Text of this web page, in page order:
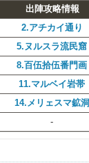
出陣攻略情報
2.アチカイ通り
5.ヌルスラ流民窟
8.百伍拾伍番門画
11.マルベイ岩帯
14.メリェスマ鉱洞
-